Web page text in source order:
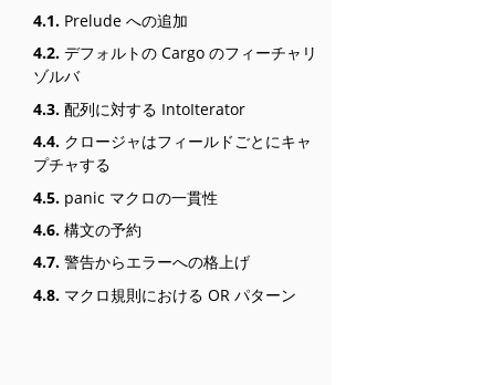
4.1. Prelude への追加
4.2. デフォルトの Cargo のフィーチャリ
ゾルバ
4.3. 配列に対する IntoIterator
4.4. クロージャはフィールドごとにキャ
プチャする
4.5. panic マクロの一貫性
4.6. 構文の予約
4.7. 警告からエラーへの格上げ
4.8. マクロ規則における OR パターン